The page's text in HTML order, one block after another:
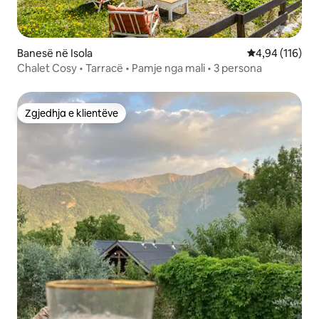
Banesë në Isola Vlerësimi
4,94 (116)
Chalet Cosy • Tarracë • Pamje nga mali • 3 persona
Zgjedhja e klientëve
Zgjedhja e klientëve